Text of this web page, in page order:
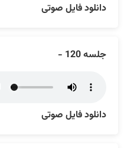
دانلود فایل صوتی
جلسه 120 -
دانلود فایل صوتی